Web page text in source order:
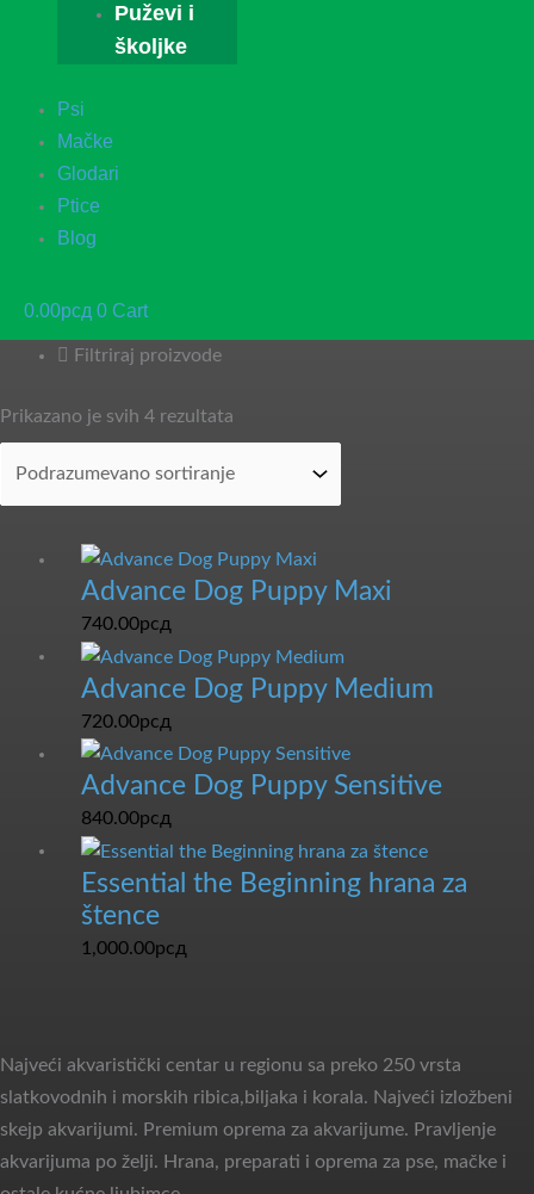
Puževi i
školjke
Psi
Mačke
Glodari
Ptice
Blog
0.00рсд 0 Cart
Filtriraj proizvode
Prikazano je svih 4 rezultata
Advance Dog Puppy Maxi
740.00рсд
Advance Dog Puppy Medium
720.00рсд
Advance Dog Puppy Sensitive
840.00рсд
Essential the Beginning hrana za
štence
1,000.00рсд
Najveći akvaristički centar u regionu sa preko 250 vrsta
slatkovodnih i morskih ribica,biljaka i korala. Najveći izložbeni
skejp akvarijumi. Premium oprema za akvarijume. Pravljenje
akvarijuma po želji. Hrana, preparati i oprema za pse, mačke i